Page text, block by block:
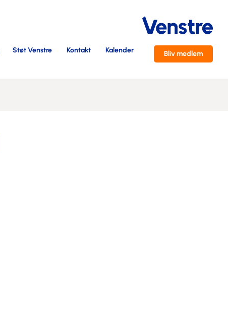
Støt Venstre Kontakt Kalender Bliv medlem